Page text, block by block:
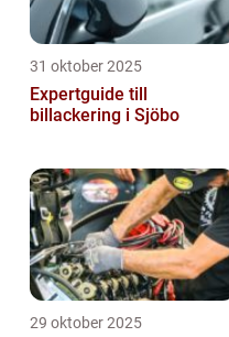
31 oktober 2025
Expertguide till
billackering i Sjöbo
29 oktober 2025